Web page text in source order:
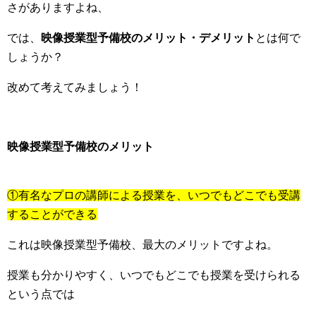
さがありますよね、
では、 映像授業型予備校のメリット・デメリット とは何で
しょうか？
改めて考えてみましょう！
映像授業型予備校のメリット
①有名なプロの講師による授業を、いつでもどこでも受講
することができる
これは映像授業型予備校、最大のメリットですよね。
授業も分かりやすく、いつでもどこでも授業を受けられる
という点では